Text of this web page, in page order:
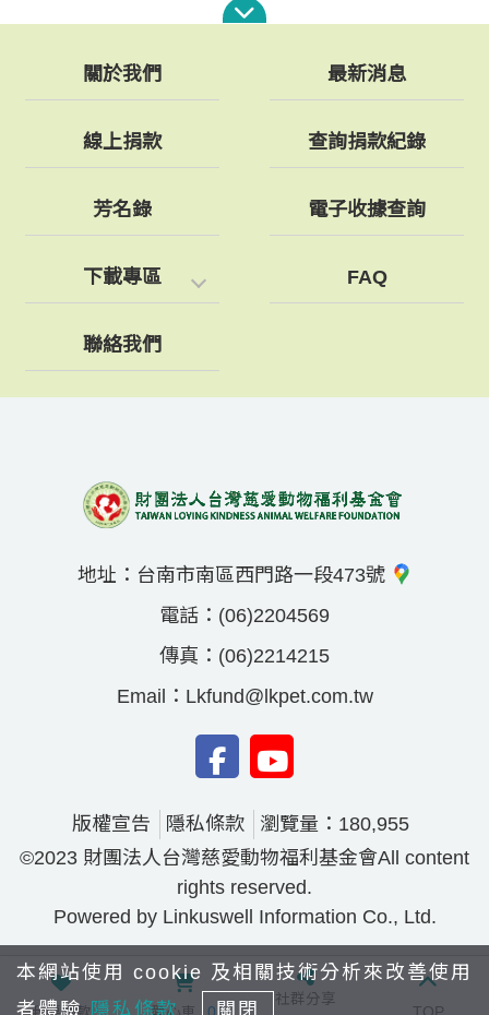
關於我們 最新消息
線上捐款 查詢捐款紀錄
芳名錄 電子收據查詢
下載專區 FAQ
聯絡我們
地址： 台南市南區西門路一段473號
電話： (06)2204569
傳真： (06)2214215
Email： Lkfund@lkpet.com.tw
版權宣告 隱私條款
瀏覽量：180,955
©2023 財團法人台灣慈愛動物福利基金會All content
rights reserved.
Powered by Linkuswell Information Co., Ltd.
社群分享
本網站使用 cookie 及相關技術分析來改善使用
者體驗 隱私條款 關閉